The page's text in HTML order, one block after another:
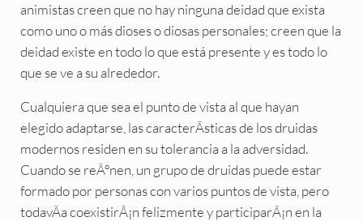
animistas creen que no hay ninguna deidad que exista
como uno o más dioses o diosas personales; creen que la
deidad existe en todo lo que está presente y es todo lo
que se ve a su alrededor.
Cualquiera que sea el punto de vista al que hayan
elegido adaptarse, las caracterÃsticas de los druidas
modernos residen en su tolerancia a la adversidad.
Cuando se reÃºnen, un grupo de druidas puede estar
formado por personas con varios puntos de vista, pero
todavÃa coexistirÃ¡n felizmente y participarÃ¡n en la